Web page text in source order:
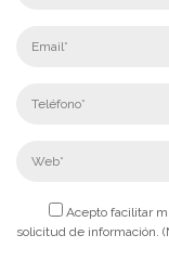
Acepto facilitar
solicitud de información.